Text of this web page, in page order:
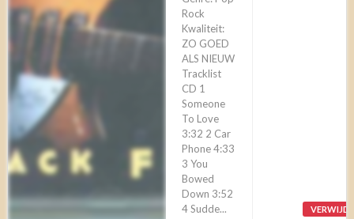
Rock
Kwaliteit:
ZO GOED
ALS NIEUW
Tracklist
CD 1
Someone
To Love
3:32 2 Car
Phone 4:33
3 You
Bowed
Down 3:52
4 Sudde...